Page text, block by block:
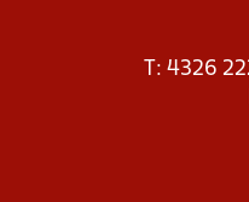
T: 4326